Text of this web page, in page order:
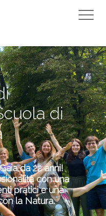
di
– Scuola di
di Gaia da 22 anni!
con una
pratici e una
con la Natura.
Presente al tuo
“Affonda le radici in
con ciò che fai!”